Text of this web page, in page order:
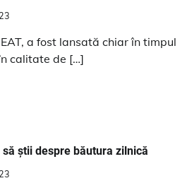
a fost lansată chiar în timpul
calitate de […]
știi despre băutura zilnică